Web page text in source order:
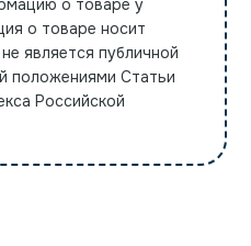
о товаре у
о товаре носит
является публичной
положениями Статьи
Российской